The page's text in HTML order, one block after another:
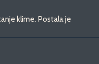
klime. Postala je